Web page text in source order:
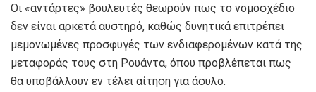
Οι «αντάρτες» βουλευτές θεωρούν πως το νομοσχέδιο
δεν είναι αρκετά αυστηρό, καθώς δυνητικά επιτρέπει
μεμονωμένες προσφυγές των ενδιαφερομένων κατά της
μεταφοράς τους στη Ρουάντα, όπου προβλέπεται πως
θα υποβάλλουν εν τέλει αίτηση για άσυλο.